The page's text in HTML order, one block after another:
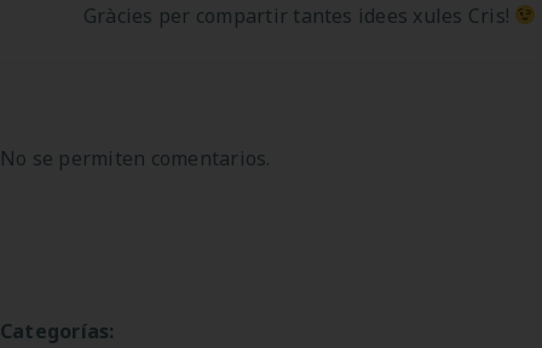
Gràcies per compartir tantes idees xules Cris!
No se permiten comentarios.
Categorías: